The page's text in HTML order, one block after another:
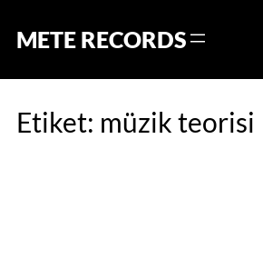
METE RECORDS
Etiket: müzik teorisi